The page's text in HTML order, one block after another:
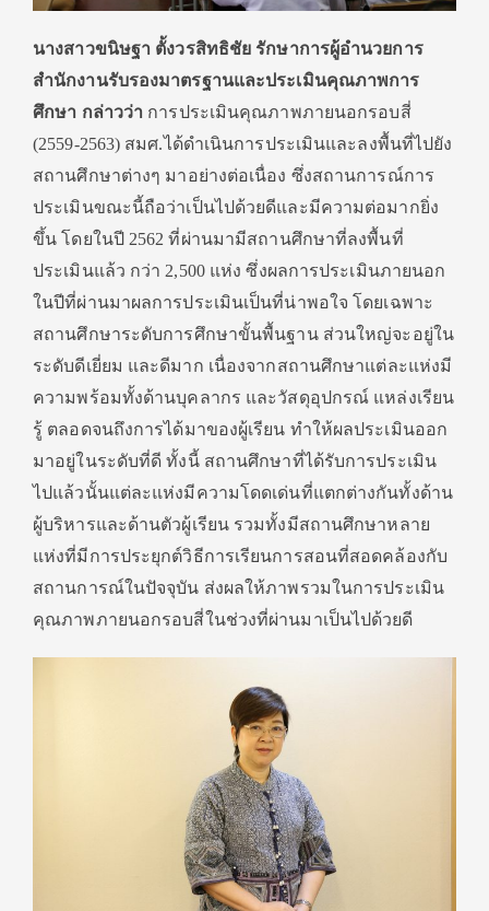
นางสาวขนิษฐา ตั้งวรสิทธิชัย รักษาการผู้อำนวยการ
สำนักงานรับรองมาตรฐานและประเมินคุณภาพการ
ศึกษา กล่าวว่า การประเมินคุณภาพภายนอกรอบสี่
(2559-2563) สมศ.ได้ดำเนินการประเมินและลงพื้นที่ไปยัง
สถานศึกษาต่างๆ มาอย่างต่อเนื่อง ซึ่งสถานการณ์การ
ประเมินขณะนี้ถือว่าเป็นไปด้วยดีและมีความต่อมากยิ่ง
ขึ้น โดยในปี 2562 ที่ผ่านมามีสถานศึกษาที่ลงพื้นที่
ประเมินแล้ว กว่า 2,500 แห่ง ซึ่งผลการประเมินภายนอก
ในปีที่ผ่านมาผลการประเมินเป็นที่น่าพอใจ โดยเฉพาะ
สถานศึกษาระดับการศึกษาขั้นพื้นฐาน ส่วนใหญ่จะอยู่ใน
ระดับดีเยี่ยม และดีมาก เนื่องจากสถานศึกษาแต่ละแห่งมี
ความพร้อมทั้งด้านบุคลากร และวัสดุอุปกรณ์ แหล่งเรียน
รู้ ตลอดจนถึงการได้มาของผู้เรียน ทำให้ผลประเมินออก
มาอยู่ในระดับที่ดี ทั้งนี้ สถานศึกษาที่ได้รับการประเมิน
ไปแล้วนั้นแต่ละแห่งมีความโดดเด่นที่แตกต่างกันทั้งด้าน
ผู้บริหารและด้านตัวผู้เรียน รวมทั้งมีสถานศึกษาหลาย
แห่งที่มีการประยุกต์วิธีการเรียนการสอนที่สอดคล้องกับ
สถานการณ์ในปัจจุบัน ส่งผลให้ภาพรวมในการประเมิน
คุณภาพภายนอกรอบสี่ในช่วงที่ผ่านมาเป็นไปด้วยดี